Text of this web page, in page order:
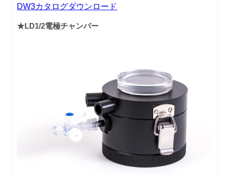
DW3カタログダウンロード
★LD1/2電極チャンバー